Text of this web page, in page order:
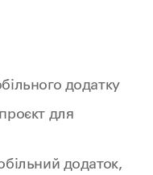
додатку
для
додаток,